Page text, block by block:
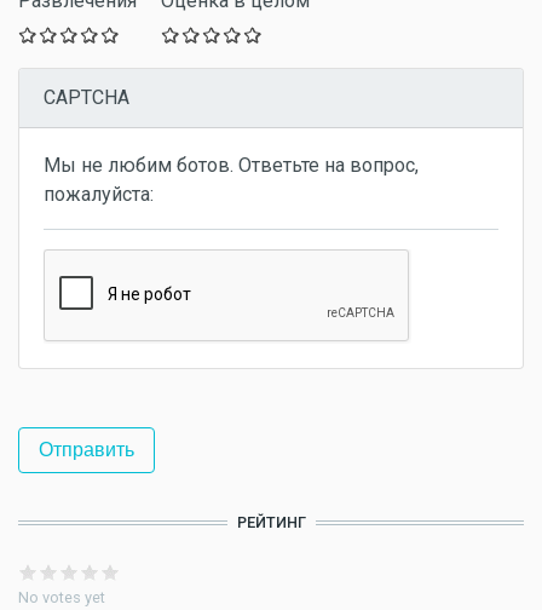
CAPTCHA
Мы не любим ботов. Ответьте на вопрос,
пожалуйста:
РЕЙТИНГ
No votes yet